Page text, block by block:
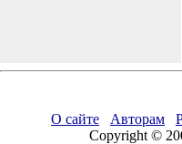
О сайте Авторам
Copyright ©